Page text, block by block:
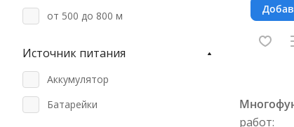
работ:
от 500 до 800 м
Источник питания
Аккумулятор
Батарейки